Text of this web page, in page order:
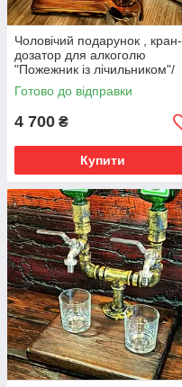
Чоловічий подарунок , кран-
дозатор для алкоголю
"Пожежник із лічильником"/
Наливатор/Оригінальний
подарунок!
Готово до відправки
4 700 ₴
Купити